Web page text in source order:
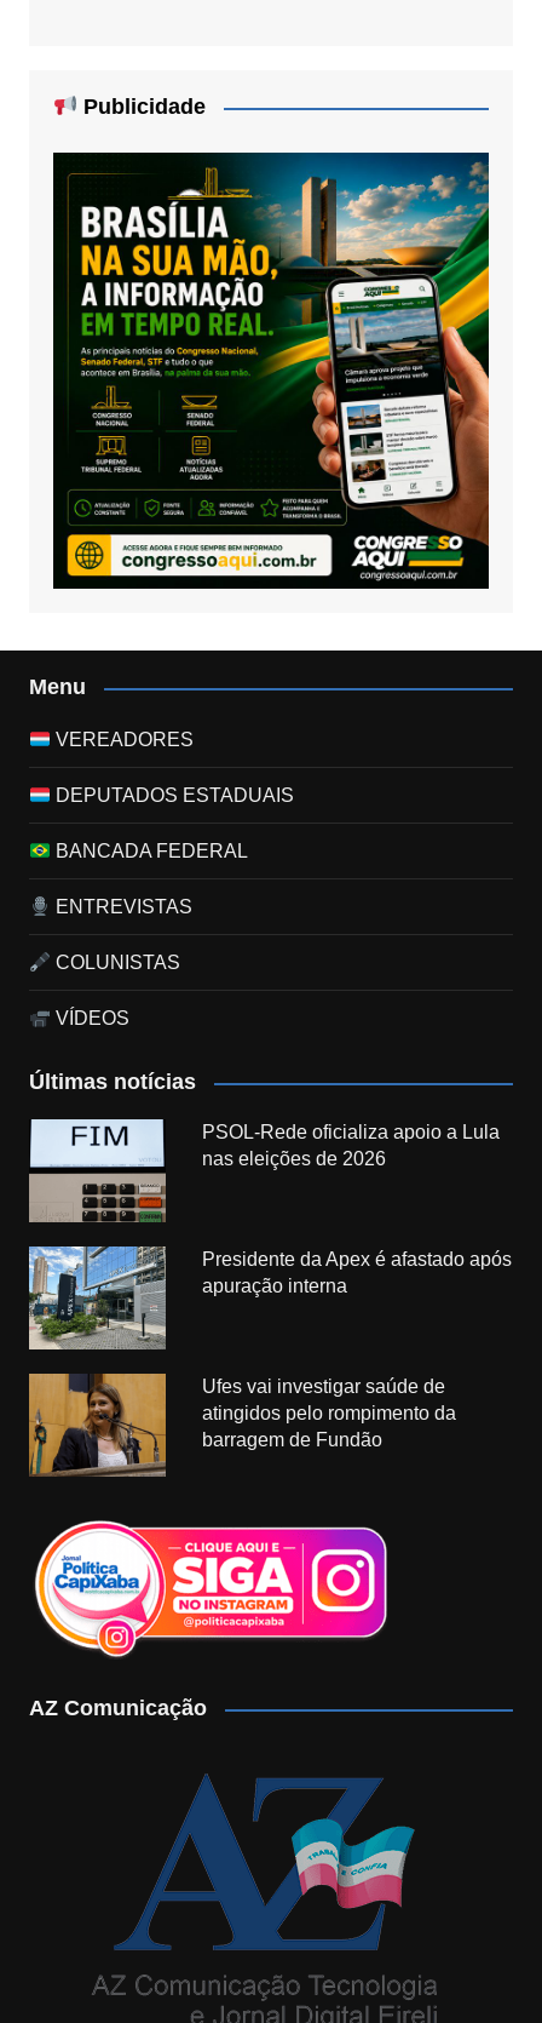
Publicidade
Menu
VEREADORES
DEPUTADOS ESTADUAIS
BANCADA FEDERAL
ENTREVISTAS
COLUNISTAS
VÍDEOS
Últimas notícias
PSOL-Rede oficializa apoio a Lula
nas eleições de 2026
Presidente da Apex é afastado após
apuração interna
Ufes vai investigar saúde de
atingidos pelo rompimento da
barragem de Fundão
AZ Comunicação